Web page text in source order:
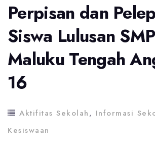
Perpisan dan
Siswa Lulusan
Maluku Tengah
16
Aktifitas Sekolah, Informasi
Kesiswaan